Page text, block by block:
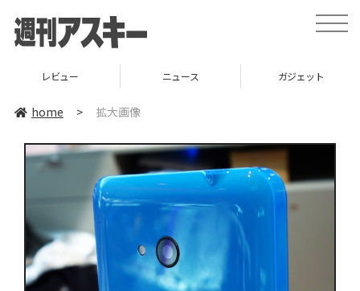
toggle
レビュー ニュース ガジェット
home > 拡大画像